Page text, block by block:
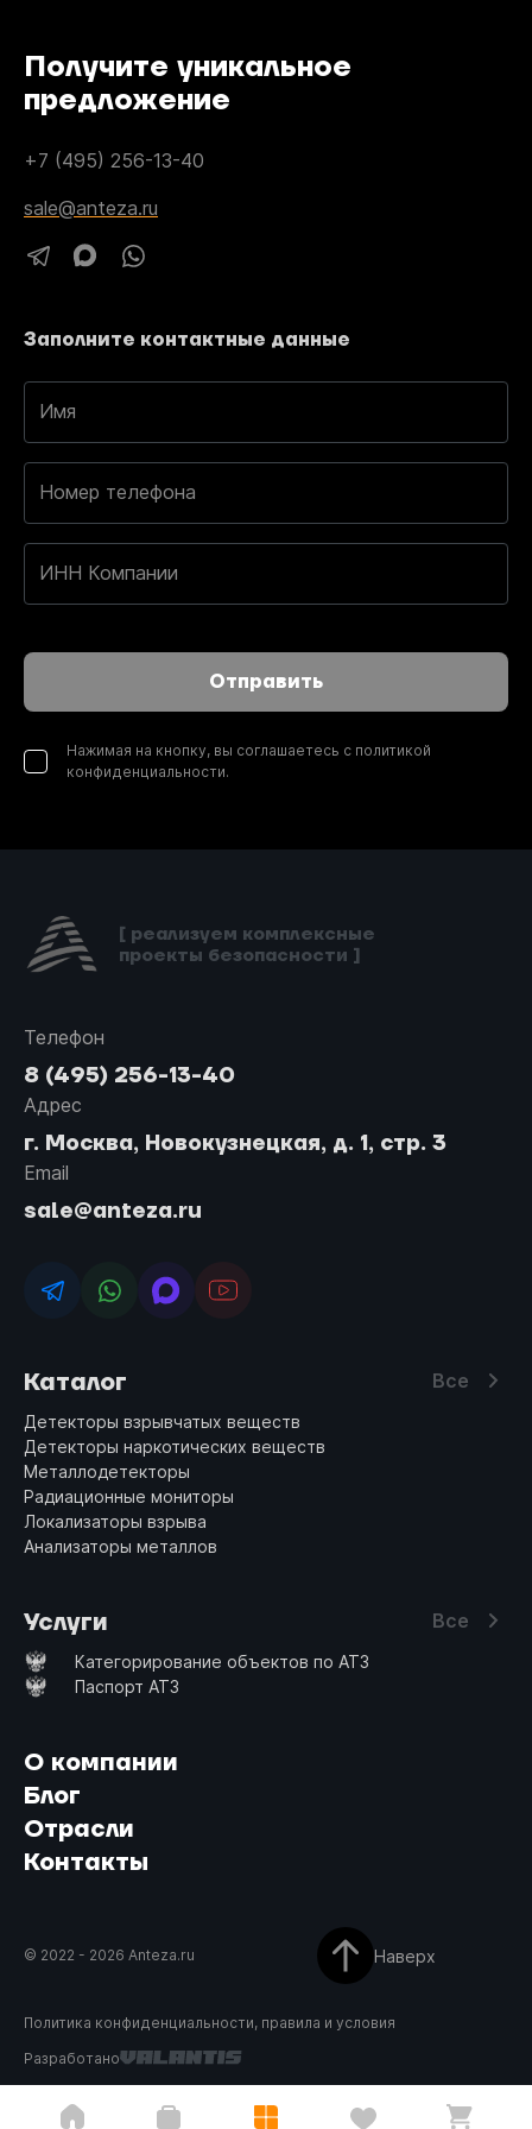
Получите уникальное
предложение
+7 (495) 256-13-40
sale@anteza.ru
Заполните контактные данные
Имя
Номер телефона
ИНН Компании
Отправить
Нажимая на кнопку, вы соглашаетесь с политикой
конфиденциальности.
[ реализуем комплексные
проекты безопасности ]
Телефон
8 (495) 256-13-40
Адрес
г. Москва, Новокузнецкая, д. 1, стр. 3
Email
sale@anteza.ru
О компании
Блог
Отрасли
Контакты
Каталог Все
Детекторы взрывчатых веществ
Детекторы наркотических веществ
Металлодетекторы
Радиационные мониторы
Локализаторы взрыва
Анализаторы металлов
Услуги Все
Категорирование объектов по АТЗ
Паспорт АТЗ
© 2022 - 2026 Anteza.ru Наверх
Политика конфиденциальности, правила и условия
Разработано